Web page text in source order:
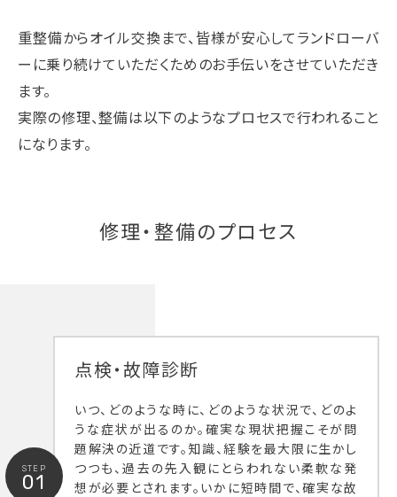
重整備からオイル交換まで、皆様が安心してランドローバ
ーに乗り続けていただくためのお手伝いをさせていただき
ます。
実際の修理、整備は以下のようなプロセスで行われること
になります。
修理・整備のプロセス
STEP
01
点検・故障診断
いつ、どのような時に、どのような状況で、どのよ
うな症状が出るのか。確実な現状把握こそが問
題解決の近道です。知識、経験を最大限に生かし
つつも、過去の先入観にとらわれない柔軟な発
想が必要とされます。いかに短時間で、確実な故